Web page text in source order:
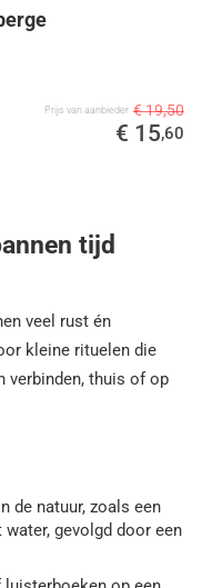
Prijs van aanbieder € 19,50
€ 15,60
tijd
veel rust én
kleine rituelen die
verbinden, thuis of op
de natuur, zoals een
gevolgd door een